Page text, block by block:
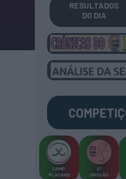
RESULTADOS
DO DIA
CAMP.
PLACARD
2ª
DIVISÃO